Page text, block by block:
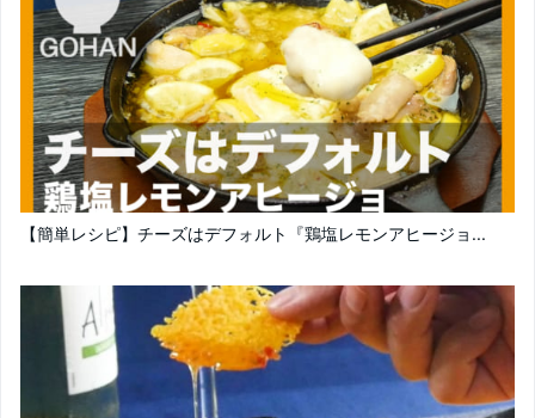
【簡単レシピ】チーズはデフォルト『鶏塩レモンアヒージョ...